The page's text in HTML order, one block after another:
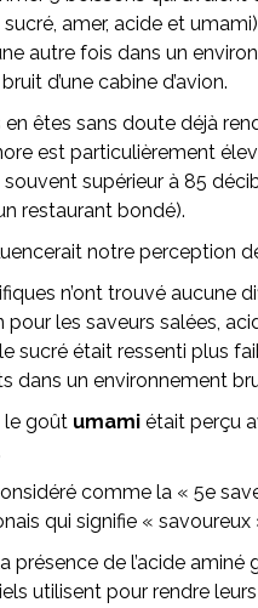
amer, acide et
autre fois dans un
d’une cabine d’avion.
en êtes sans doute déjà
est particulièrement
souvent supérieur à 85
restaurant bondé).
notre perception
n’ont trouvé aucune
les saveurs salées,
sucré était ressenti plus
dans un environnement
le goût umami était perçu
comme la « 5e
qui signifie « savoureux
présence de l’acide aminé
utilisent pour rendre